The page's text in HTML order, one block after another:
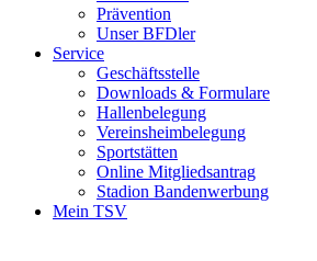
Prävention
Unser BFDler
Service
Geschäftsstelle
Downloads & Formulare
Hallenbelegung
Vereinsheimbelegung
Sportstätten
Online Mitgliedsantrag
Stadion Bandenwerbung
Mein TSV